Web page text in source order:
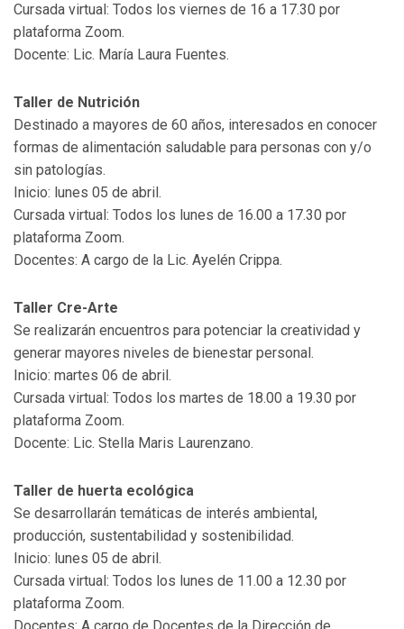
Cursada virtual: Todos los viernes de 16 a 17.30 por
plataforma Zoom.
Docente: Lic. María Laura Fuentes.
Taller de Nutrición
Destinado a mayores de 60 años, interesados en conocer
formas de alimentación saludable para personas con y/o
sin patologías.
Inicio: lunes 05 de abril.
Cursada virtual: Todos los lunes de 16.00 a 17.30 por
plataforma Zoom.
Docentes: A cargo de la Lic. Ayelén Crippa.
Taller Cre-Arte
Se realizarán encuentros para potenciar la creatividad y
generar mayores niveles de bienestar personal.
Inicio: martes 06 de abril.
Cursada virtual: Todos los martes de 18.00 a 19.30 por
plataforma Zoom.
Docente: Lic. Stella Maris Laurenzano.
Taller de huerta ecológica
Se desarrollarán temáticas de interés ambiental,
producción, sustentabilidad y sostenibilidad.
Inicio: lunes 05 de abril.
Cursada virtual: Todos los lunes de 11.00 a 12.30 por
plataforma Zoom.